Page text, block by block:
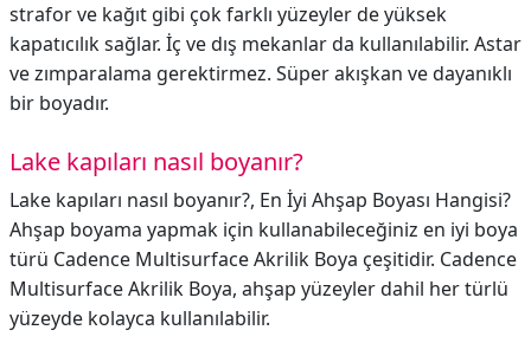
strafor ve kağıt gibi çok farklı yüzeyler de yüksek
kapatıcılık sağlar. İç ve dış mekanlar da kullanılabilir. Astar
ve zımparalama gerektirmez. Süper akışkan ve dayanıklı
bir boyadır.
Lake kapıları nasıl boyanır?
Lake kapıları nasıl boyanır?, En İyi Ahşap Boyası Hangisi?
Ahşap boyama yapmak için kullanabileceğiniz en iyi boya
türü Cadence Multisurface Akrilik Boya çeşitidir. Cadence
Multisurface Akrilik Boya, ahşap yüzeyler dahil her türlü
yüzeyde kolayca kullanılabilir.